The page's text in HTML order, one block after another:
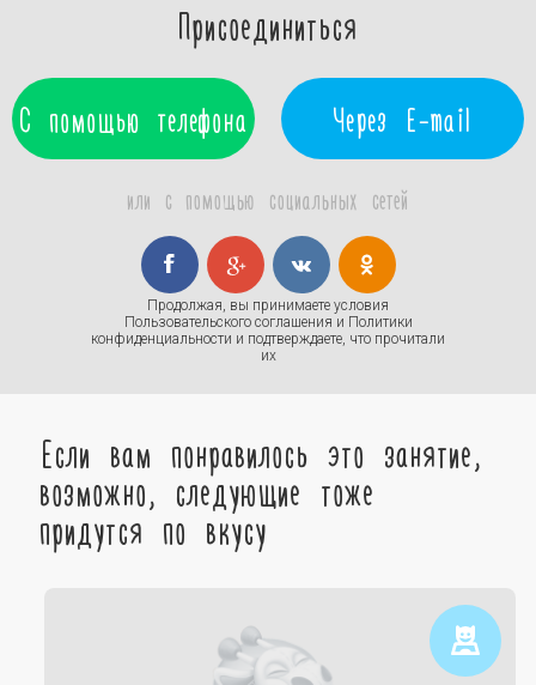
Присоединиться
С помощью телефона Через E-mail
или с помощью социальных сетей
Продолжая, вы принимаете условия
Пользовательского соглашения и Политики
конфиденциальности и подтверждаете, что прочитали
их
Если вам понравилось это занятие,
возможно, следующие тоже
придутся по вкусу